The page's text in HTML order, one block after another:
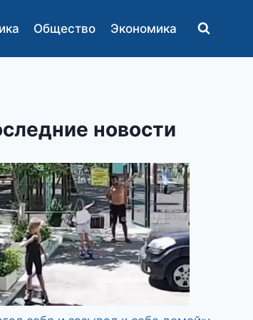
Общество Экономика
новости